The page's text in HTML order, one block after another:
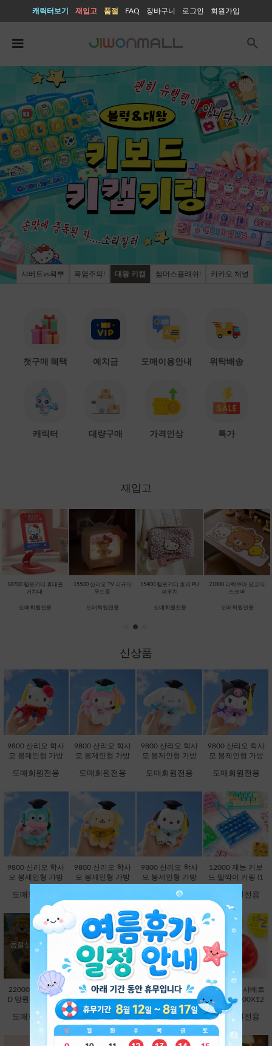
캐릭터보기 재입고 품절 FAQ 장바구니 로그인 회원가입
search
샤베트vs왁뿌 폭염주의! 대왕 키캡 썸머스플래쉬! 카카오 채널
첫구매 혜택 예치금 도매이용안내 위탁배송
캐릭터 대량구매 가격인상 특가
재입고
18700 헬로키티 휴대폰
거치대-
도매회원전용
15500 산리오 TV 피규어
무드등
도매회원전용
15400 헬로키티 호피 PU
파우치
도매회원전용
21000 리락쿠마 당고 데
스크 매
도매회원전용
신상품
9800 산리오 학사
모 봉제인형 가방
티 [B2-083173]
도매회원전용
9800 산리오 학사
모 봉제인형 가방
로디 [B2-083180]
도매회원전용
9800 산리오 학사
모 봉제인형 가방
롤 [B2-083203]
도매회원전용
9800 산리오 학사
모 봉제인형 가방
[B2-083197]
도매회원전용
9800 산리오 학사
모 봉제인형 가방
[B2-083234]
도매회원전용
9800 산리오 학사
모 봉제인형 가방
9800 산리오 학사
모 봉제인형 가방
[B2-083227]
도매회원전용
12000 재능 키보
드 딸깍이 키링 (1
45048]
도매회원전용
품절상품입니다.
22000 뽀로로 LE
D 망원경 [C1-373
도매회원전용
3000 플랫볼 스피
너 1탄 (3000X24E
A) [C1-145246]
도매회원전용
7000 망고스틴 크
런치 슬랑이 (7000
X12EA) [B1-1450
17]
도매회원전용
5000 과일 샤베트
슬랑이 (5000X12
EA) [B1-998485]
도매회원전용